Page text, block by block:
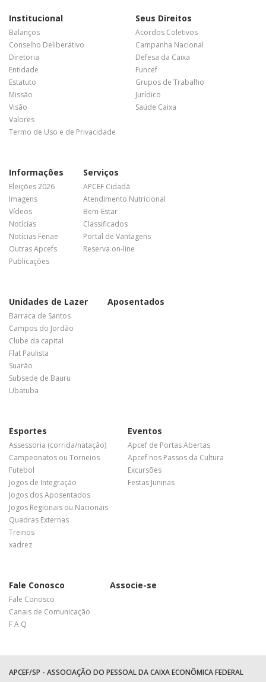
Institucional
Balanços
Conselho Deliberativo
Diretoria
Entidade
Estatuto
Missão
Visão
Valores
Termo de Uso e de Privacidade
Seus Direitos
Acordos Coletivos
Campanha Nacional
Defesa da Caixa
Funcef
Grupos de Trabalho
Jurídico
Saúde Caixa
Informações
Eleições 2026
Imagens
Vídeos
Notícias
Notícias Fenae
Outras Apcefs
Publicações
Serviços
APCEF Cidadã
Atendimento Nutricional
Bem-Estar
Classificados
Portal de Vantagens
Reserva on-line
Unidades de Lazer
Barraca de Santos
Campos do Jordão
Clube da capital
Flat Paulista
Suarão
Subsede de Bauru
Ubatuba
Aposentados
Esportes
Assessoria (corrida/natação)
Campeonatos ou Torneios
Futebol
Jogos de Integração
Jogos dos Aposentados
Jogos Regionais ou Nacionais
Quadras Externas
Treinos
xadrez
Eventos
Apcef de Portas Abertas
Apcef nos Passos da Cultura
Excursões
Festas Juninas
Fale Conosco
Fale Conosco
Canais de Comunicação
F A Q
Associe-se
APCEF/SP - ASSOCIAÇÃO DO PESSOAL DA CAIXA ECONÔMICA FEDERAL